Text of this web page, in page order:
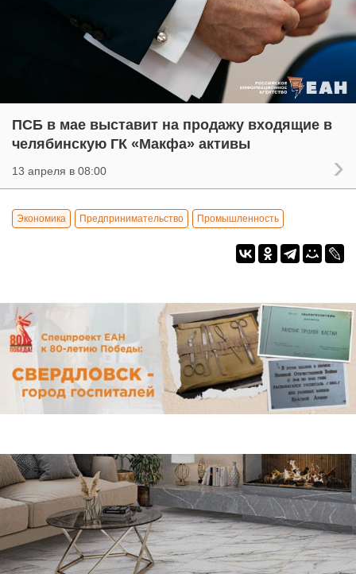
ПСБ в мае выставит на продажу входящие в
челябинскую ГК «Макфа» активы
13 апреля в 08:00
Экономика Предпринимательство Промышленность